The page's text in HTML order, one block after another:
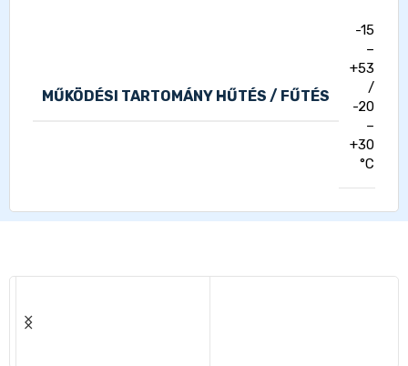
MŰKÖDÉSI TARTOMÁNY HŰTÉS / FŰTÉS
-15
–
+53
/
-20
–
+30
°C